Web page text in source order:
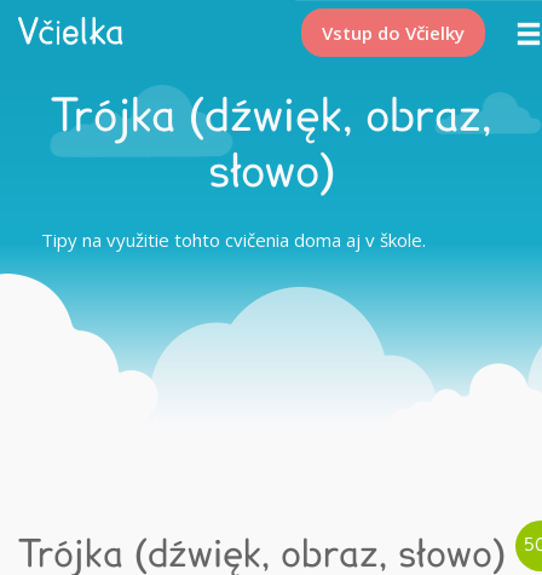
Vstup do Včielky
Trójka (dźwięk, obraz,
słowo)
Tipy na využitie tohto cvičenia doma aj v škole.
Trójka (dźwięk, obraz, słowo)